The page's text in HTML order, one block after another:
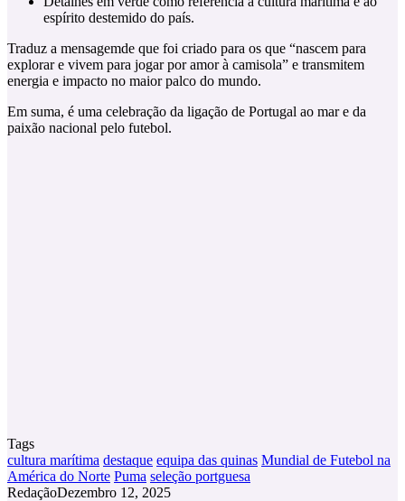
espírito destemido do país.
Traduz a mensagemde que foi criado para os que “nascem para
explorar e vivem para jogar por amor à camisola” e transmitem
energia e impacto no maior palco do mundo.
Em suma, é uma celebração da ligação de Portugal ao mar e da
paixão nacional pelo futebol.
Tags
cultura marítima destaque equipa das quinas Mundial de Futebol na
América do Norte Puma seleção portguesa
RedaçãoDezembro 12, 2025